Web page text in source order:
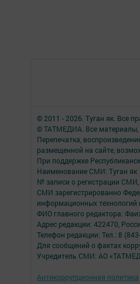
© 2011 - 2026. Туган як. Все
© ТАТМЕДИА. Все материалы,
Перепечатка,
размещенной на сайте,
При поддержке
Наименование СМИ: Туган як
№ записи о регистрации
СМИ зарегистрированно
информационных
ФИО главного редактора:
Адрес редакции: 422470,
Телефон редакции: Тел.: 8
Для сообщений о фактах
Учредитель СМИ: АО
Антикоррупционная политика